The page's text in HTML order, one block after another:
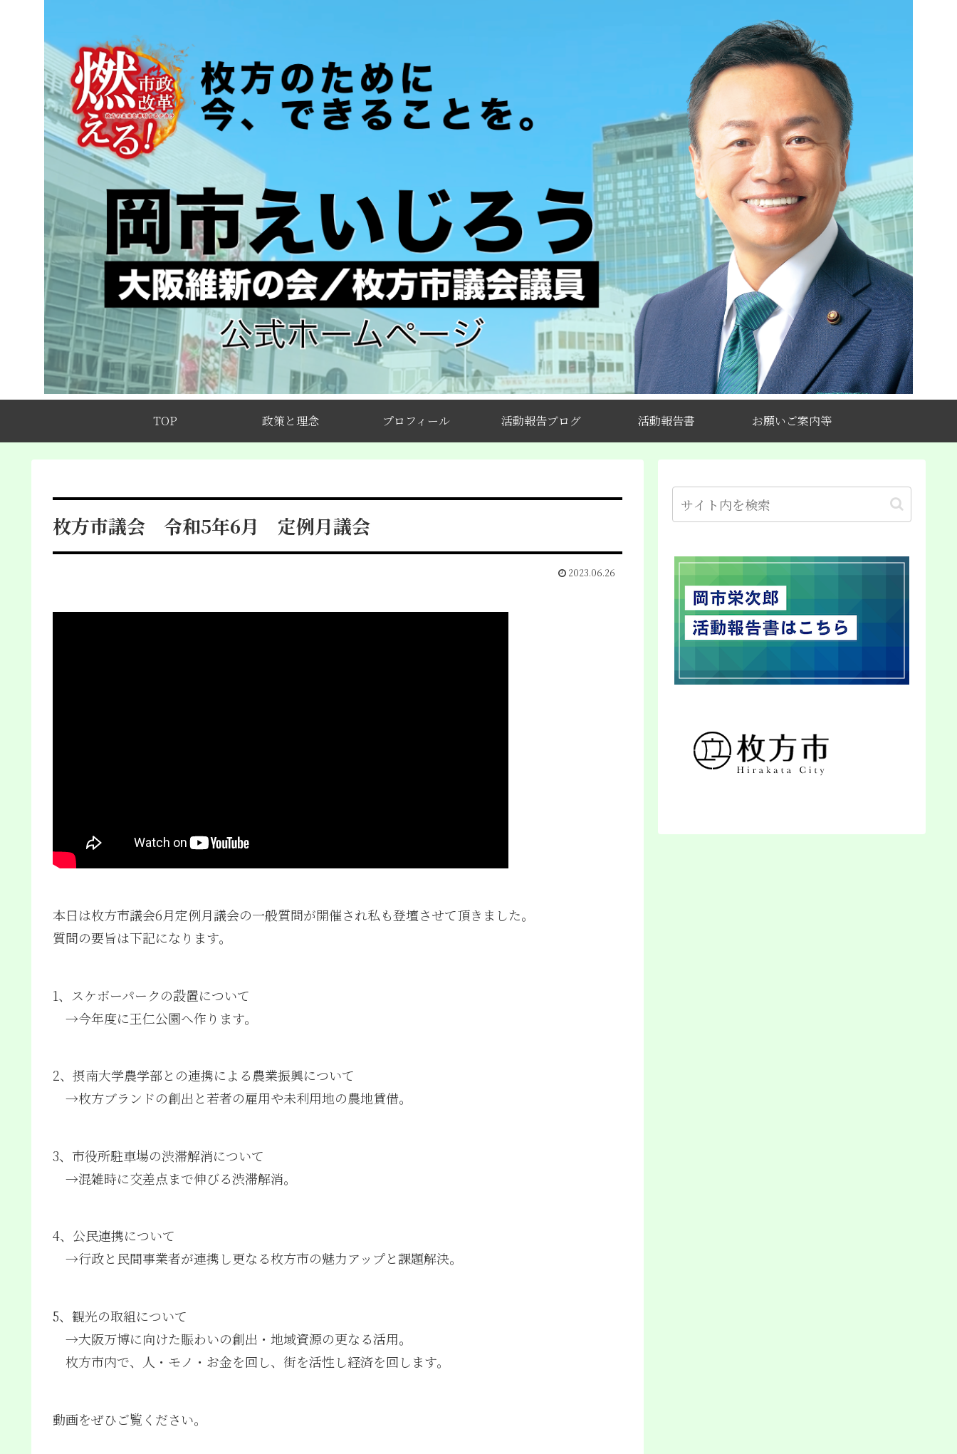
TOP 政策と理念 プロフィール 活動報告ブログ 活動報告書 お願いご案内等
枚方市議会 令和5年6月 定例月議会
2023.06.26
本日は枚方市議会6月定例月議会の一般質問が開催され私も登壇させて頂きました。
質問の要旨は下記になります。
1、スケボーパークの設置について
→今年度に王仁公園へ作ります。
2、摂南大学農学部との連携による農業振興について
→枚方ブランドの創出と若者の雇用や未利用地の農地賃借。
3、市役所駐車場の渋滞解消について
→混雑時に交差点まで伸びる渋滞解消。
4、公民連携について
→行政と民間事業者が連携し更なる枚方市の魅力アップと課題解決。
5、観光の取組について
→大阪万博に向けた賑わいの創出・地域資源の更なる活用。
枚方市内で、人・モノ・お金を回し、街を活性し経済を回します。
動画をぜひご覧ください。